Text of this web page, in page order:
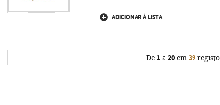
ADICIONAR À LISTA
De 1a 20em 39